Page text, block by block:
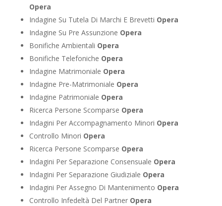
Opera
Indagine Su Tutela Di Marchi E Brevetti Opera
Indagine Su Pre Assunzione Opera
Bonifiche Ambientali Opera
Bonifiche Telefoniche Opera
Indagine Matrimoniale Opera
Indagine Pre-Matrimoniale Opera
Indagine Patrimoniale Opera
Ricerca Persone Scomparse Opera
Indagini Per Accompagnamento Minori Opera
Controllo Minori Opera
Ricerca Persone Scomparse Opera
Indagini Per Separazione Consensuale Opera
Indagini Per Separazione Giudiziale Opera
Indagini Per Assegno Di Mantenimento Opera
Controllo Infedeltà Del Partner Opera